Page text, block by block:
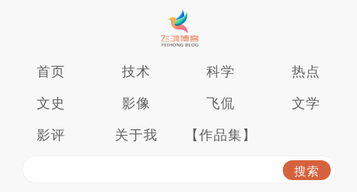
首页 技术 科学 热点
文史 影像 飞侃 文学
影评 关于我 【作品集】